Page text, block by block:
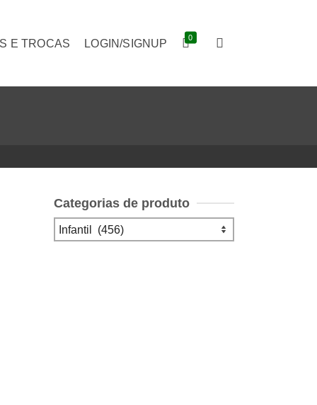
E TROCAS LOGIN/SIGNUP 0
Categorias de produto